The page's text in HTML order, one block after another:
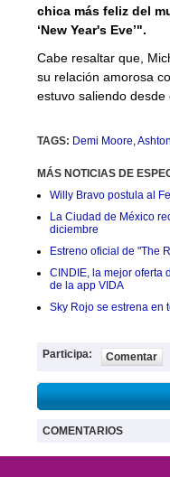
chica más feliz del
‘New Year's Eve’".
Cabe resaltar que,
su relación amorosa
estuvo saliendo desde
TAGS: Demi Moore,
MÁS NOTICIAS DE
Willy Bravo postula al
La Ciudad de México
diciembre
Estreno oficial de "The
CINDIE, la mejor oferta
de la app VIDA
Sky Rojo se estrena en
Participa: Comentar
COMENTARIOS